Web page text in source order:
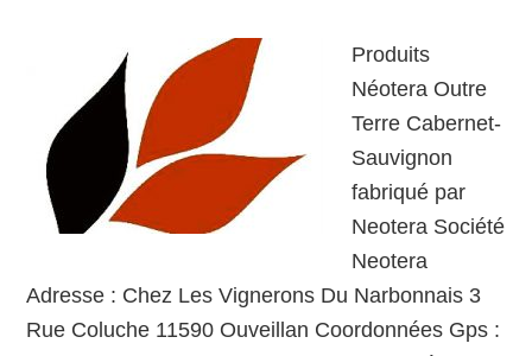
Produits
Néotera Outre
Terre Cabernet-
Sauvignon
fabriqué par
Neotera Société
Neotera
Adresse : Chez Les Vignerons Du Narbonnais 3
Rue Coluche 11590 Ouveillan Coordonnées Gps :